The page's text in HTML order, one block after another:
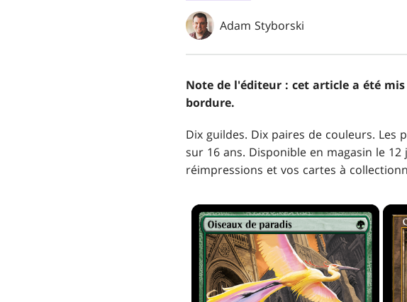
Adam Styborski
Note de l'éditeur : cet article a été
bordure.
Dix guildes. Dix paires de couleurs. Les
sur 16 ans. Disponible en magasin le 12
réimpressions et vos cartes à